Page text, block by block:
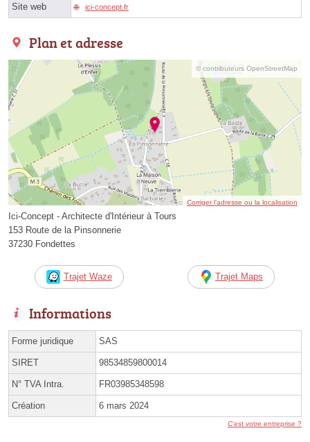
Site web ici-concept.fr
Plan et adresse
© contributeurs OpenStreetMap
Corriger l’adresse ou la localisation
Ici-Concept - Architecte d'Intérieur à Tours
153 Route de la Pinsonnerie
37230 Fondettes
Trajet Waze Trajet Maps
Informations
Forme juridique SAS
SIRET 98534859800014
N° TVA Intra. FR03985348598
Création 6 mars 2024
C'est votre entreprise ?